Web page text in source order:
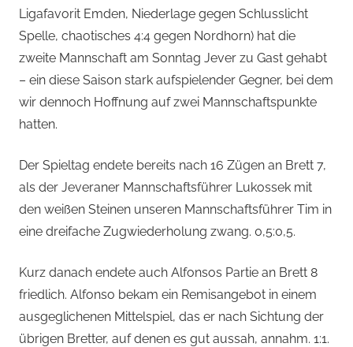
Ligafavorit Emden, Niederlage gegen Schlusslicht
Spelle, chaotisches 4:4 gegen Nordhorn) hat die
zweite Mannschaft am Sonntag Jever zu Gast gehabt
– ein diese Saison stark aufspielender Gegner, bei dem
wir dennoch Hoffnung auf zwei Mannschaftspunkte
hatten.
Der Spieltag endete bereits nach 16 Zügen an Brett 7,
als der Jeveraner Mannschaftsführer Lukossek mit
den weißen Steinen unseren Mannschaftsführer Tim in
eine dreifache Zugwiederholung zwang. 0,5:0,5.
Kurz danach endete auch Alfonsos Partie an Brett 8
friedlich. Alfonso bekam ein Remisangebot in einem
ausgeglichenen Mittelspiel, das er nach Sichtung der
übrigen Bretter, auf denen es gut aussah, annahm. 1:1.